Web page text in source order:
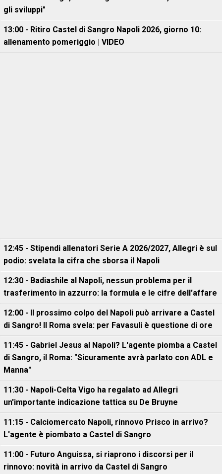
gli sviluppi"
13:00 - Ritiro Castel di Sangro Napoli 2026, giorno 10:
allenamento pomeriggio | VIDEO
12:45 - Stipendi allenatori Serie A 2026/2027, Allegri è sul
podio: svelata la cifra che sborsa il Napoli
12:30 - Badiashile al Napoli, nessun problema per il
trasferimento in azzurro: la formula e le cifre dell'affare
12:00 - Il prossimo colpo del Napoli può arrivare a Castel
di Sangro! Il Roma svela: per Favasuli è questione di ore
11:45 - Gabriel Jesus al Napoli? L'agente piomba a Castel
di Sangro, il Roma: "Sicuramente avrà parlato con ADL e
Manna"
11:30 - Napoli-Celta Vigo ha regalato ad Allegri
un'importante indicazione tattica su De Bruyne
11:15 - Calciomercato Napoli, rinnovo Prisco in arrivo?
L'agente è piombato a Castel di Sangro
11:00 - Futuro Anguissa, si riaprono i discorsi per il
rinnovo: novità in arrivo da Castel di Sangro